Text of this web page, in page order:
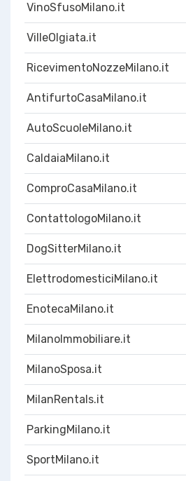
VinoSfusoMilano.it
VilleOlgiata.it
RicevimentoNozzeMilano.it
AntifurtoCasaMilano.it
AutoScuoleMilano.it
CaldaiaMilano.it
ComproCasaMilano.it
ContattologoMilano.it
DogSitterMilano.it
ElettrodomesticiMilano.it
EnotecaMilano.it
MilanoImmobiliare.it
MilanoSposa.it
MilanRentals.it
ParkingMilano.it
SportMilano.it